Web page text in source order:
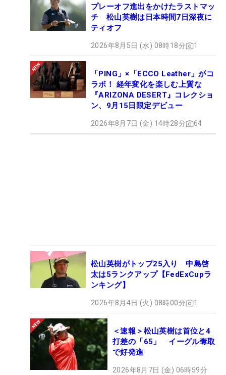
プレーオフ進出をかけたラストマッ
チ 松山英樹は日本時間7日深夜に
ティオフ
2026年8月5日 (水) 08時18分 1
「PING」×「ECCO Leather」がコ
ラボ！ 経年変化を楽しむ上質な
『ARIZONA DESERT』コレクショ
ン、9月15日限定デビュー
2026年8月7日 (金) 14時28分 64
松山英樹がトップ25入り 中島啓
太は5ランクアップ【FedExCupラ
ンキング】
2026年8月4日 (火) 08時00分 1
＜速報＞松山英樹は首位と4
打差の「65」 イーグル奪取
で好発進
2026年8月7日 (金) 06時59分